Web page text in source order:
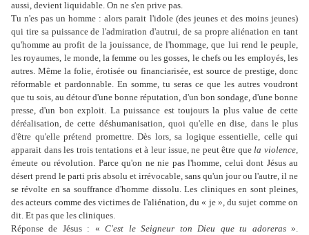
aussi, devient liquidable. On ne s'en prive pas.
Tu n'es pas un homme : alors parait l'idole (des jeunes et des moins jeunes)
qui tire sa puissance de l'admiration d'autrui, de sa propre aliénation en tant
qu'homme au profit de la jouissance, de l'hommage, que lui rend le peuple,
les royaumes, le monde, la femme ou les gosses, le chefs ou les employés, les
autres. Même la folie, érotisée ou financiarisée, est source de prestige, donc
réformable et pardonnable. En somme, tu seras ce que les autres voudront
que tu sois, au détour d'une bonne réputation, d'un bon sondage, d'une bonne
presse, d'un bon exploit. La puissance est toujours la plus value de cette
déréalisation, de cette déshumanisation, quoi qu'elle en dise, dans le plus
d'être qu'elle prétend promettre. Dès lors, sa logique essentielle, celle qui
apparait dans les trois tentations et à leur issue, ne peut être quela violence,
émeute ou révolution. Parce qu'on ne nie pas l'homme, celui dont Jésus au
désert prend le parti pris absolu et irrévocable, sans qu'un jour ou l'autre, il ne
se révolte en sa souffrance d'homme dissolu. Les cliniques en sont pleines,
des acteurs comme des victimes de l'aliénation, du « je », du sujet comme on
dit. Et pas que les cliniques.
Réponse de Jésus : « C'est le Seigneur ton Dieu que tu adoreras».